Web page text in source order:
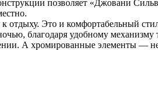
позволяет «Джовани
отдыху. Это и комфортабельный
благодаря удобному
А хромированные элементы —